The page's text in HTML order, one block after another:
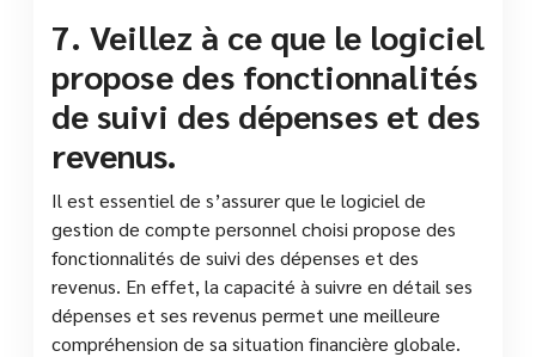
7. Veillez à ce que le logiciel
propose des fonctionnalités
de suivi des dépenses et des
revenus.
Il est essentiel de s’assurer que le logiciel de
gestion de compte personnel choisi propose des
fonctionnalités de suivi des dépenses et des
revenus. En effet, la capacité à suivre en détail ses
dépenses et ses revenus permet une meilleure
compréhension de sa situation financière globale.